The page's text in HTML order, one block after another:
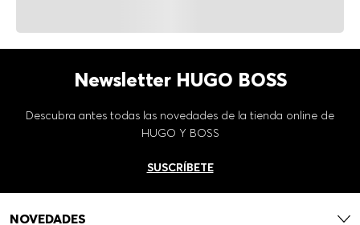
Newsletter HUGO BOSS
Descubra antes todas las novedades de la tienda online de
HUGO Y BOSS
SUSCRÍBETE
NOVEDADES